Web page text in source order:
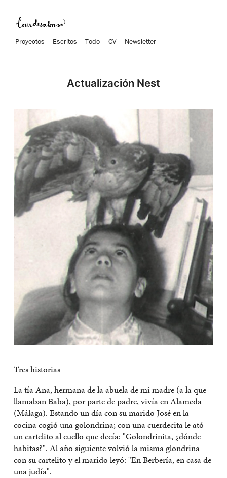
Proyectos Escritos Todo CV Newsletter
Actualización Nest
Tres historias
La tía Ana, hermana de la abuela de mi madre (a la que
llamaban Baba), por parte de padre, vivía en Alameda
(Málaga). Estando un día con su marido José en la
cocina cogió una golondrina; con una cuerdecita le ató
un cartelito al cuello que decía: "Golondrinita, ¿dónde
habitas?". Al año siguiente volvió la misma glondrina
con su cartelito y el marido leyó: "En Berbería, en casa de
una judía".